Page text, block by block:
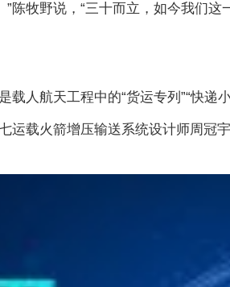
陈牧野说，“三十而立，如今我们这
人航天工程中的“货运专列”“快递小
载火箭增压输送系统设计师周冠